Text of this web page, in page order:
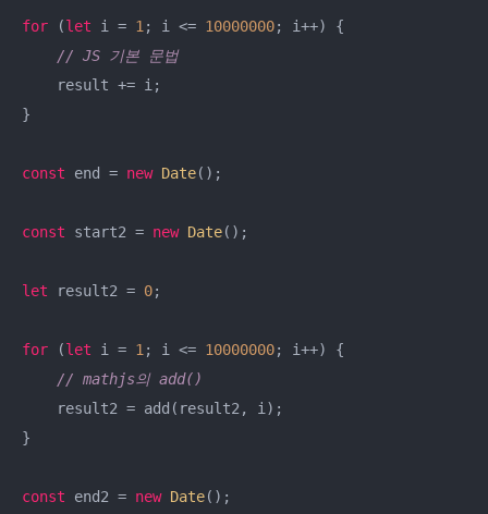
for (let i = 1 ; i <= 10000000; i++) {
// JS 기본 문법
    result += i;
}
const end = new Date();
const start2 = new Date();
let result2 = 0;
for (let i = 1 ; i <= 10000000; i++) {
// mathjs의 add()
    result2 = add(result2, i);
}
const end2 = new Date();